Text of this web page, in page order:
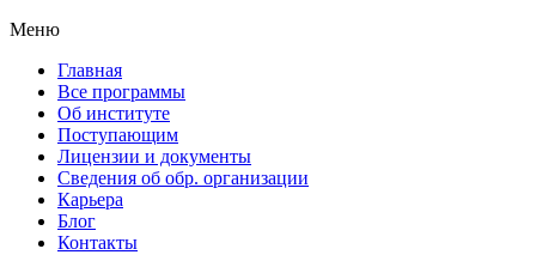
Меню
Главная
Все программы
Об институте
Поступающим
Лицензии и документы
Сведения об обр. организации
Карьера
Блог
Контакты